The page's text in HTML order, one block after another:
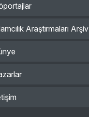
Araştırmaları Arşiv